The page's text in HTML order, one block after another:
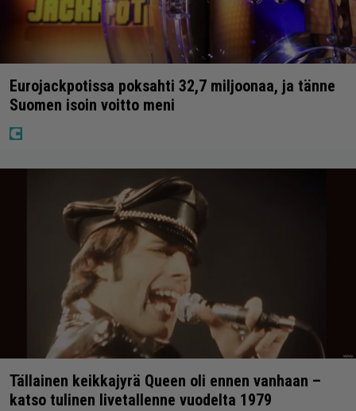
Eurojackpotissa poksahti 32,7 miljoonaa, ja tänne
Suomen isoin voitto meni
Tällainen keikkajyrä Queen oli ennen vanhaan –
katso tulinen livetallenne vuodelta 1979